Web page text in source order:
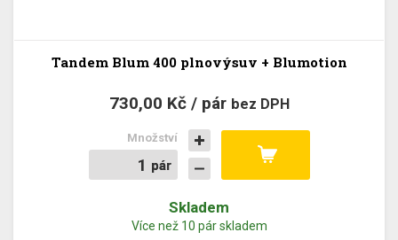
Tandem Blum 400 plnovýsuv + Blumotion
730,00 Kč / pár bez DPH
pár
pár
Množství
Skladem
Více než 10 pár skladem